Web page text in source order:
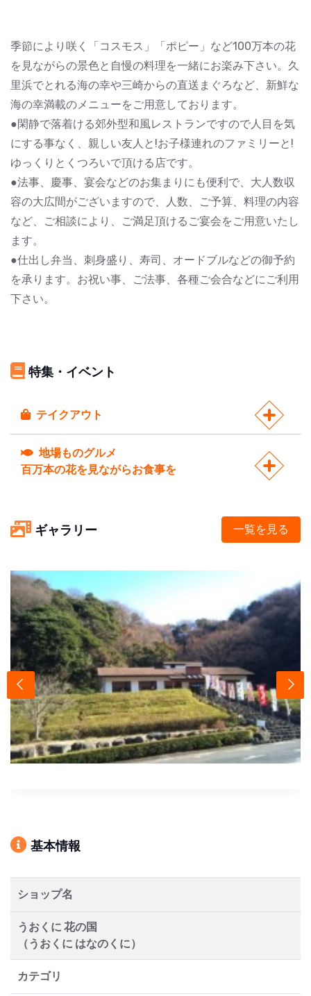
季節により咲く「コスモス」「ポピー」など100万本の花
を見ながらの景色と自慢の料理を一緒にお楽み下さい。久
里浜でとれる海の幸や三崎からの直送まぐろなど、新鮮な
海の幸満載のメニューをご用意しております。
●閑静で落着ける郊外型和風レストランですので人目を気
にする事なく、親しい友人と!お子様連れのファミリーと!
ゆっくりとくつろいで頂ける店です。
●法事、慶事、宴会などのお集まりにも便利で、大人数収
容の大広間がございますので、人数、ご予算、料理の内容
など、ご相談により、ご満足頂けるご宴会をご用意いたし
ます。
●仕出し弁当、刺身盛り、寿司、オードブルなどの御予約
を承ります。お祝い事、ご法事、各種ご会合などにご利用
下さい。
特集・イベント
テイクアウト
地場ものグルメ
百万本の花を見ながらお食事を
ギャラリー 一覧を見る
基本情報
ショップ名
うおくに 花の国
（うおくに はなのくに）
カテゴリ